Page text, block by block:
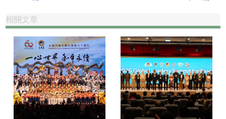
相關文章